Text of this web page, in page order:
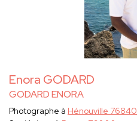
Enora GODARD
GODARD ENORA
Photographe à Hénouville 76840